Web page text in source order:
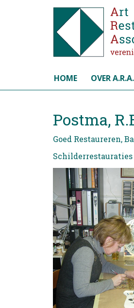
HOME OVER A.R.A.
Selecteer de taal
Postma,
Goed Restaureren,